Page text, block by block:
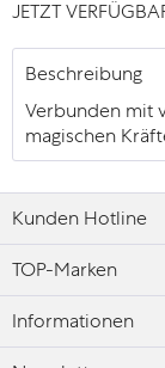
JETZT
Beschreibung
Verbunden mit
magischen
Kunden Hotline
TOP-Marken
Informationen